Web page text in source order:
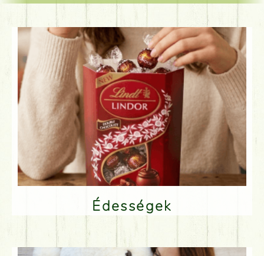
Édességek